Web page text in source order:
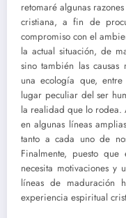
retomaré algunas
cristiana, a fin de
compromiso con el
la actual situación, de
sino también las
una ecología que,
lugar peculiar del ser
la realidad que lo rodea.
en algunas líneas
tanto a cada uno de
Finalmente, puesto
necesita motivaciones y
líneas de maduración
experiencia espiritual